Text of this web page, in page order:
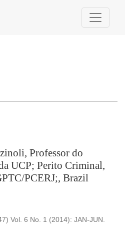
Professor do
UCP; Perito Criminal,
PCERJ;, Brazil
Vol. 6 No. 1 (2014): JAN-JUN.